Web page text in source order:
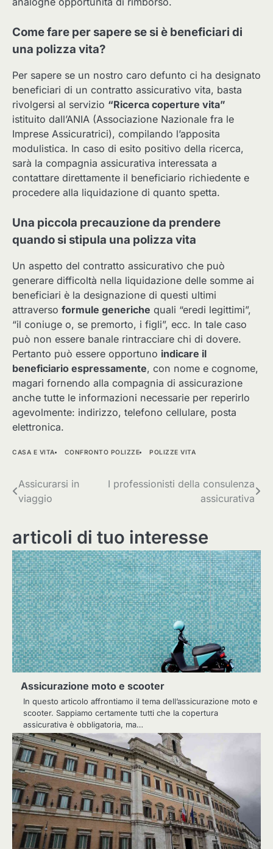
Come fare per sapere se si è beneficiari di
una polizza vita?
Per sapere se un nostro caro defunto ci ha designato
beneficiari di un contratto assicurativo vita, basta
rivolgersi al servizio “Ricerca coperture vita”
istituito dall’ANIA (Associazione Nazionale fra le
Imprese Assicuratrici), compilando l’apposita
modulistica. In caso di esito positivo della ricerca,
sarà la compagnia assicurativa interessata a
contattare direttamente il beneficiario richiedente e
procedere alla liquidazione di quanto spetta.
Una piccola precauzione da prendere
quando si stipula una polizza vita
Un aspetto del contratto assicurativo che può
generare difficoltà nella liquidazione delle somme ai
beneficiari è la designazione di questi ultimi
attraverso formule generiche quali “eredi legittimi”,
“il coniuge o, se premorto, i figli”, ecc. In tale caso
può non essere banale rintracciare chi di dovere.
Pertanto può essere opportuno indicare il
beneficiario espressamente, con nome e cognome,
magari fornendo alla compagnia di assicurazione
anche tutte le informazioni necessarie per reperirlo
agevolmente: indirizzo, telefono cellulare, posta
elettronica.
CASA E VITA CONFRONTO POLIZZE POLIZZE VITA
Navigazione
articoli
Assicurarsi in
viaggio
I professionisti della consulenza
assicurativa
articoli di tuo interesse
Assicurazione moto e scooter
In questo articolo affrontiamo il tema dell’assicurazione moto e
scooter. Sappiamo certamente tutti che la copertura
assicurativa è obbligatoria, ma…